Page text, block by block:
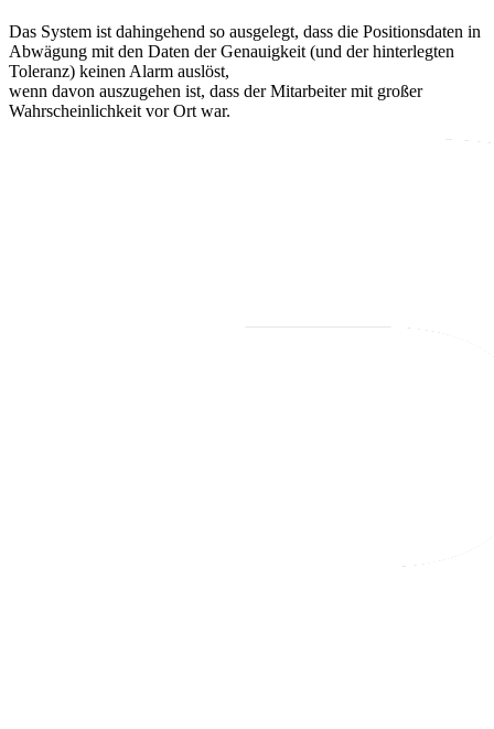
Das System ist dahingehend so ausgelegt, dass die Positionsdaten in
Abwägung mit den Daten der Genauigkeit (und der hinterlegten
Toleranz) keinen Alarm auslöst,
wenn davon auszugehen ist, dass der Mitarbeiter mit großer
Wahrscheinlichkeit vor Ort war.